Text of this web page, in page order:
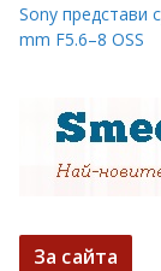
Sony представи
mm F5.6–8 OSS
За сайта